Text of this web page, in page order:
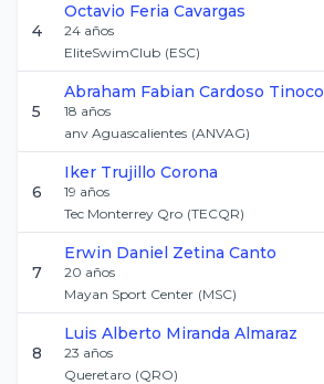
4
Octavio Feria Cavargas
24 años
EliteSwimClub (ESC)
5
Abraham Fabian Cardoso Tinoco
18 años
anv Aguascalientes (ANVAG)
6
Iker Trujillo Corona
19 años
Tec Monterrey Qro (TECQR)
7
Erwin Daniel Zetina Canto
20 años
Mayan Sport Center (MSC)
8
Luis Alberto Miranda Almaraz
23 años
Queretaro (QRO)